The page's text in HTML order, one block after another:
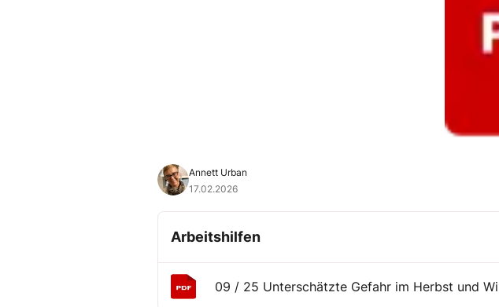
Annett Urban
17.02.2026
Arbeitshilfen
09 / 25 Unterschätzte Gefahr im Herbst und